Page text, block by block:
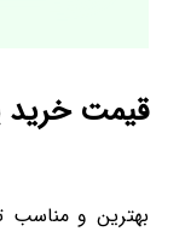
قيمت خريد
بهترين و